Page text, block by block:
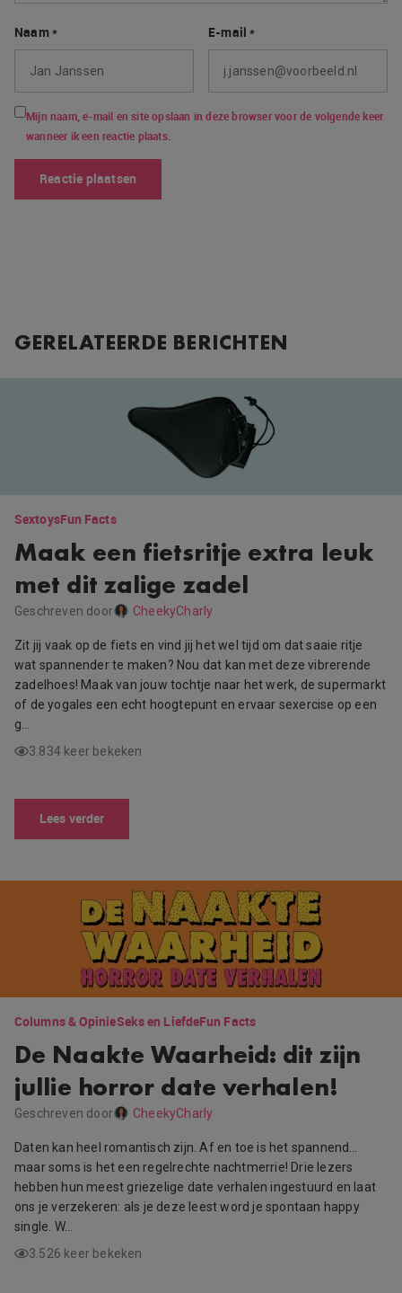
Naam* E-mail*
Mijn naam, e-mail en site opslaan in deze browser voor de volgende keer
wanneer ik een reactie plaats.
GERELATEERDE BERICHTEN
SextoysFun Facts
Maak een fietsritje extra leuk
met dit zalige zadel
Geschreven door CheekyCharly
Zit jij vaak op de fiets en vind jij het wel tijd om dat saaie ritje
wat spannender te maken? Nou dat kan met deze vibrerende
zadelhoes! Maak van jouw tochtje naar het werk, de supermarkt
of de yogales een echt hoogtepunt en ervaar sexercise op een
g…
3.834 keer bekeken
Lees verder
Columns & OpinieSeks en LiefdeFun Facts
De Naakte Waarheid: dit zijn
jullie horror date verhalen!
Geschreven door CheekyCharly
Daten kan heel romantisch zijn. Af en toe is het spannend…
maar soms is het een regelrechte nachtmerrie! Drie lezers
hebben hun meest griezelige date verhalen ingestuurd en laat
ons je verzekeren: als je deze leest word je spontaan happy
single. W…
3.526 keer bekeken